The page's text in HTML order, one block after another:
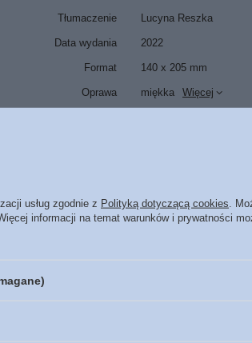
Tłumaczenie Lucyna Reszka
Data wydania 2022
Format 140 x 205 mm
Oprawa miękka Więcej
POLECAMY
usług zgodnie z Polityką dotyczącą cookies .
informacji na temat warunków i prywatności